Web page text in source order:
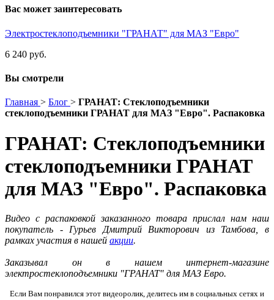
Вас может заинтересовать
Электростеклоподъемники "ГРАНАТ" для МАЗ "Евро"
6 240 руб.
Вы смотрели
Главная > Блог > ГРАНАТ: Стеклоподъемники
стеклоподъемники ГРАНАТ для МАЗ "Евро". Распаковка
ГРАНАТ: Стеклоподъемники
стеклоподъемники ГРАНАТ
для МАЗ "Евро". Распаковка
Видео с распаковкой заказанного товара прислал нам наш
покупатель - Гурьев Дмитрий Викторович из Тамбова , в
рамках участия в нашей акции.
Заказывал он в нашем интернет-магазине
электростеклоподъемники "ГРАНАТ" для МАЗ Евро.
Если Вам понравился этот видеоролик, делитесь им в социальных сетях и